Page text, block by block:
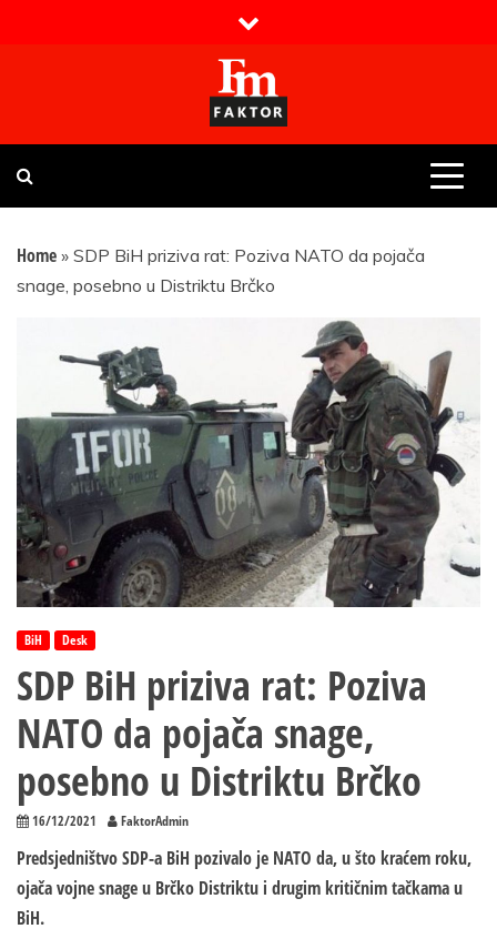
Faktor magazin
Uvijek presudan
Home » SDP BiH priziva rat: Poziva NATO da pojača
snage, posebno u Distriktu Brčko
BiH Desk
SDP BiH priziva rat: Poziva
NATO da pojača snage,
posebno u Distriktu Brčko
16/12/2021 FaktorAdmin
Predsjedništvo SDP-a BiH pozivalo je NATO da, u što kraćem roku,
ojača vojne snage u Brčko Distriktu i drugim kritičnim tačkama u
BiH.